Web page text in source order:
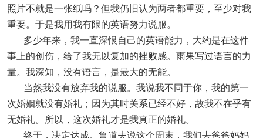
照片不就是一张纸吗？但我仍旧认为两者都重要，至少对我
重要。于是我用我有限的英语努力说服。
多少年来，我一直深恨自己的英语能力，大约是在这件
事上的创伤，给了我无以复加的挫败感。雨果写过语言的力
量。我深知，没有语言，是最大的无能。
当然我没有放弃我的说服。我说我不同于你，我的第一
次婚姻就没有婚礼；因为其时关系已经不好，故我不在乎有
无婚礼。所以，这次婚礼才是我真正的婚礼。
终于，决定达成。鲁道夫说这个周末，我们去爸爸妈妈